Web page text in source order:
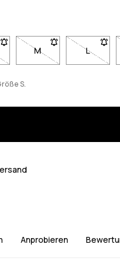
Klicke, um
S nicht verfügbar. Klicke,
M- Größe M nicht
L- Größe
S.
Anprobieren